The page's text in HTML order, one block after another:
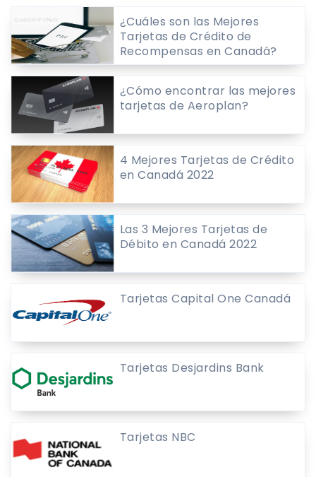
¿Cuáles son las Mejores
Tarjetas de Crédito de
Recompensas en Canadá?
¿Cómo encontrar las mejores
tarjetas de Aeroplan?
4 Mejores Tarjetas de Crédito
en Canadá 2022
Las 3 Mejores Tarjetas de
Débito en Canadá 2022
Tarjetas Capital One Canadá
Tarjetas Desjardins Bank
Tarjetas NBC